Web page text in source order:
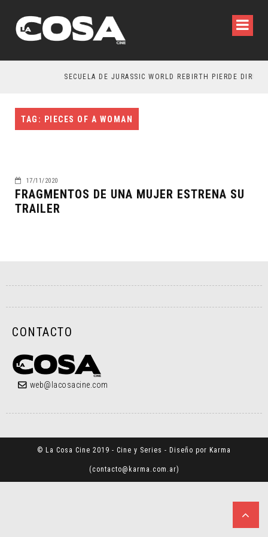
SECUELA DE JURASSIC WORLD REBIRTH PIERDE
TAG: PIECES OF A WOMAN
17/11/2020
FRAGMENTOS DE UNA MUJER ESTRENA SU
TRAILER
CONTACTO
web@lacosacine.com
© La Cosa Cine 2019 - Cine y Series - Diseño por Karma
(contacto@karma.com.ar)